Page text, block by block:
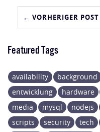
← VORHERIGER POST
Featured Tags
availability background
entwicklung
hardware
media
mysql nodejs
scripts
security tech